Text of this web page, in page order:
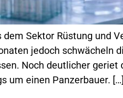
dem Sektor Rüstung und
jedoch schwächeln
Noch deutlicher geriet
um einen Panzerbauer. […]